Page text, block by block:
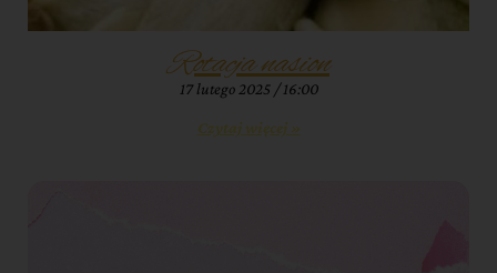
Rotacja nasion
17 lutego 2025 16:00
Czytaj więcej »